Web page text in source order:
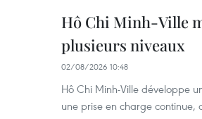
Hô Chi Minh-Ville
plusieurs niveaux
02/08/2026 10:48
Hô Chi Minh-Ville développe
une prise en charge continue,